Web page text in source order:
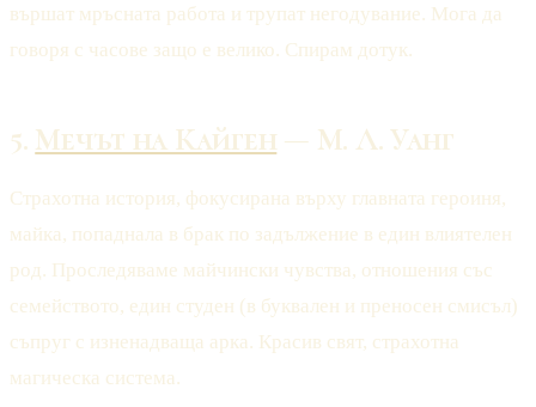
вършат мръсната работа и трупат негодувание. Мога да
говоря с часове защо е велико. Спирам дотук.
5. Мечът на Кайген — М. Л. Уанг
Страхотна история, фокусирана върху главната героиня,
майка, попаднала в брак по задължение в един влиятелен
род. Проследяваме майчински чувства, отношения със
семейството, един студен (в буквален и преносен смисъл)
съпруг с изненадваща арка. Красив свят, страхотна
магическа система.